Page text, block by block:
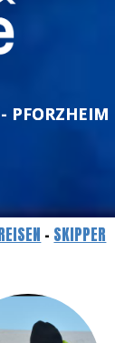
PFORZHEIM
- SKIPPER